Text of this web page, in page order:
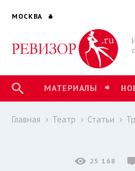
МОСКВА
МАТЕРИАЛЫ
Главная Театр Статьи
25 168